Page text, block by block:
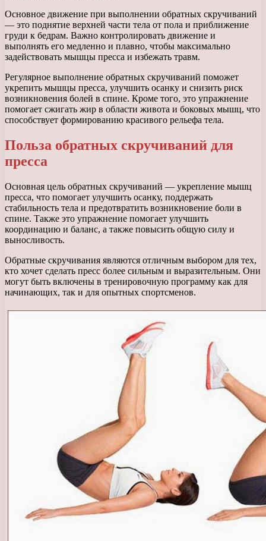
Основное движение при выполнении обратных скручиваний
— это поднятие верхней части тела от пола и приближение
груди к бедрам. Важно контролировать движение и
выполнять его медленно и плавно, чтобы максимально
задействовать мышцы пресса и избежать травм.
Регулярное выполнение обратных скручиваний поможет
укрепить мышцы пресса, улучшить осанку и снизить риск
возникновения болей в спине. Кроме того, это упражнение
помогает сжигать жир в области живота и боковых мышц, что
способствует формированию красивого рельефа тела.
Польза обратных скручиваний для
пресса
Основная цель обратных скручиваний — укрепление мышц
пресса, что помогает улучшить осанку, поддержать
стабильность тела и предотвратить возникновение боли в
спине. Также это упражнение помогает улучшить
координацию и баланс, а также повысить общую силу и
выносливость.
Обратные скручивания являются отличным выбором для тех,
кто хочет сделать пресс более сильным и выразительным. Они
могут быть включены в тренировочную программу как для
начинающих, так и для опытных спортсменов.